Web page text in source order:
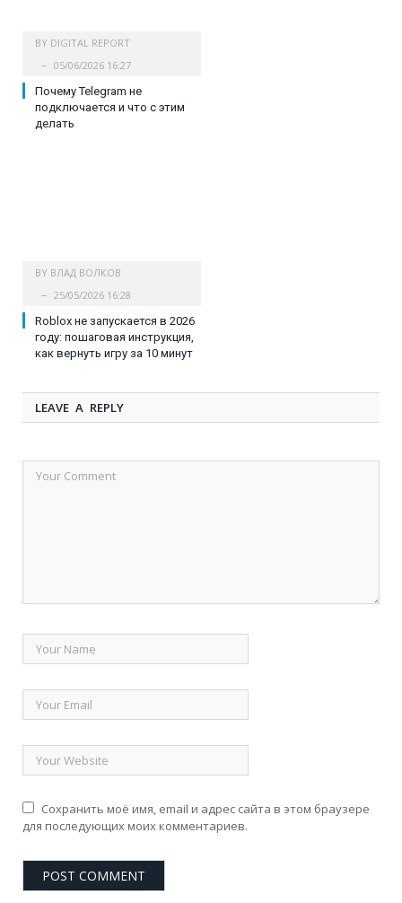
BY DIGITAL REPORT
05/06/2026 16:27
Почему Telegram не
подключается и что с этим
делать
BY ВЛАД ВОЛКОВ
25/05/2026 16:28
Roblox не запускается в 2026
году: пошаговая инструкция,
как вернуть игру за 10 минут
LEAVE A REPLY
Сохранить моё имя, email и адрес сайта в этом браузере
для последующих моих комментариев.